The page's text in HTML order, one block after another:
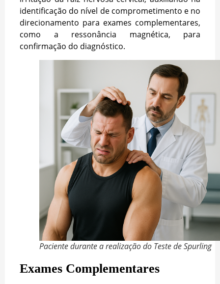
identificação do nível de comprometimento e no
direcionamento para exames complementares,
como a ressonância magnética, para
confirmação do diagnóstico.
Paciente durante a realização do Teste de Spurling
Exames Complementares